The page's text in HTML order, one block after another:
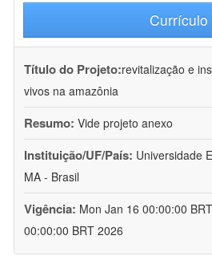
Currículo
Título do Projeto:revitalização e
vivos na amazônia
Resumo: Vide projeto anexo
Instituição/UF/País: Universidade
MA - Brasil
Vigência: Mon Jan 16 00:00:00
00:00:00 BRT 2026